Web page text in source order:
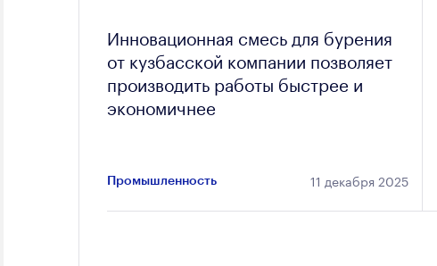
Инновационная смесь для бурения
от кузбасской компании позволяет
производить работы быстрее и
экономичнее
Промышленность 11 декабря 2025